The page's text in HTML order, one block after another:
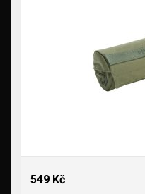
549 Kč